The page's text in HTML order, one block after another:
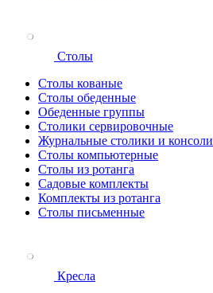
Столы
Столы кованые
Столы обеденные
Обеденные группы
Столики сервировочные
Журнальные столики и консоли
Столы компьютерные
Столы из ротанга
Садовые комплекты
Комплекты из ротанга
Столы письменные
Кресла